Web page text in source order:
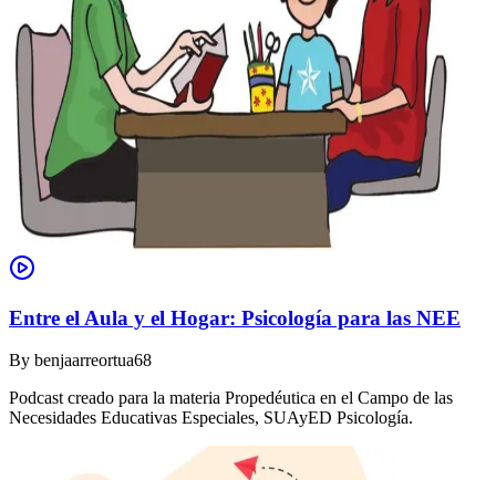
Entre el Aula y el Hogar: Psicología para las NEE
By benjaarreortua68
Podcast creado para la materia Propedéutica en el Campo de las
Necesidades Educativas Especiales, SUAyED Psicología.